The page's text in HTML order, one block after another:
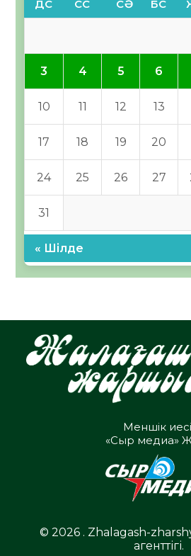
ДС СС СӘ БС
3 4 5 6
10 11 12 13
17 18 19 20
24 25 26 27
31
« Шілде
Меншік
«Сыр медиа»
© 2026 . Zhalagash-
агенттігі.